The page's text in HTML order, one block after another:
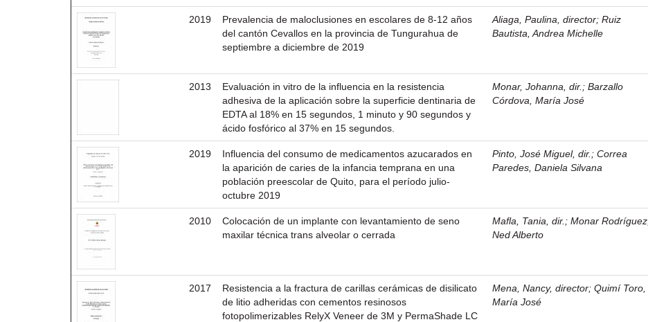
2019
Prevalencia de maloclusiones en escolares de 8-12 años
del cantón Cevallos en la provincia de Tungurahua de
septiembre a diciembre de 2019
Aliaga, Paulina, director;Ruiz
Bautista, Andrea Michelle
2013
Evaluación in vitro de la influencia en la resistencia
adhesiva de la aplicación sobre la superficie dentinaria de
EDTA al 18% en 15 segundos, 1 minuto y 90 segundos y
ácido fosfórico al 37% en 15 segundos.
Monar, Johanna, dir. ;Barzallo
Córdova, María José
2019
Influencia del consumo de medicamentos azucarados en
la aparición de caries de la infancia temprana en una
población preescolar de Quito, para el período julio-
octubre 2019
Pinto, José Miguel, dir. ;Correa
Paredes, Daniela Silvana
2010
Colocación de un implante con levantamiento de seno
maxilar técnica trans alveolar o cerrada
Mafla, Tania, dir. ;Monar Rodríguez,
Ned Alberto
2017
Resistencia a la fractura de carillas cerámicas de disilicato
de litio adheridas con cementos resinosos
fotopolimerizables RelyX Veneer de 3M y PermaShade LC
Mena, Nancy, director;Quimí Toro,
María José